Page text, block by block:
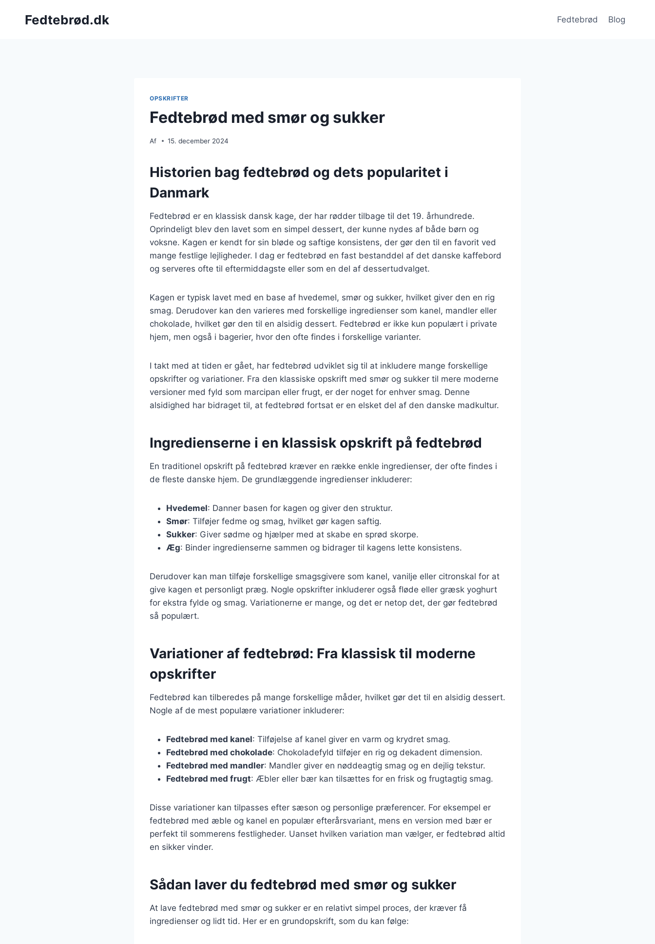
Fedtebrød.dk Fedtebrød Blog
OPSKRIFTER
Fedtebrød med smør og sukker
Af 15. december 2024
Historien bag fedtebrød og dets popularitet i
Danmark
Fedtebrød er en klassisk dansk kage, der har rødder tilbage til det 19. århundrede.
Oprindeligt blev den lavet som en simpel dessert, der kunne nydes af både børn og
voksne. Kagen er kendt for sin bløde og saftige konsistens, der gør den til en favorit ved
mange festlige lejligheder. I dag er fedtebrød en fast bestanddel af det danske kaffebord
og serveres ofte til eftermiddagste eller som en del af dessertudvalget.
Kagen er typisk lavet med en base af hvedemel, smør og sukker, hvilket giver den en rig
smag. Derudover kan den varieres med forskellige ingredienser som kanel, mandler eller
chokolade, hvilket gør den til en alsidig dessert. Fedtebrød er ikke kun populært i private
hjem, men også i bagerier, hvor den ofte findes i forskellige varianter.
I takt med at tiden er gået, har fedtebrød udviklet sig til at inkludere mange forskellige
opskrifter og variationer. Fra den klassiske opskrift med smør og sukker til mere moderne
versioner med fyld som marcipan eller frugt, er der noget for enhver smag. Denne
alsidighed har bidraget til, at fedtebrød fortsat er en elsket del af den danske madkultur.
Ingredienserne i en klassisk opskrift på fedtebrød
En traditionel opskrift på fedtebrød kræver en række enkle ingredienser, der ofte findes i
de fleste danske hjem. De grundlæggende ingredienser inkluderer:
Hvedemel: Danner basen for kagen og giver den struktur.
Smør: Tilføjer fedme og smag, hvilket gør kagen saftig.
Sukker: Giver sødme og hjælper med at skabe en sprød skorpe.
Æg: Binder ingredienserne sammen og bidrager til kagens lette konsistens.
Derudover kan man tilføje forskellige smagsgivere som kanel, vanilje eller citronskal for at
give kagen et personligt præg. Nogle opskrifter inkluderer også fløde eller græsk yoghurt
for ekstra fylde og smag. Variationerne er mange, og det er netop det, der gør fedtebrød
så populært.
Variationer af fedtebrød: Fra klassisk til moderne
opskrifter
Fedtebrød kan tilberedes på mange forskellige måder, hvilket gør det til en alsidig dessert.
Nogle af de mest populære variationer inkluderer:
Fedtebrød med kanel: Tilføjelse af kanel giver en varm og krydret smag.
Fedtebrød med chokolade: Chokoladefyld tilføjer en rig og dekadent dimension.
Fedtebrød med mandler: Mandler giver en nøddeagtig smag og en dejlig tekstur.
Fedtebrød med frugt: Æbler eller bær kan tilsættes for en frisk og frugtagtig smag.
Disse variationer kan tilpasses efter sæson og personlige præferencer. For eksempel er
fedtebrød med æble og kanel en populær efterårsvariant, mens en version med bær er
perfekt til sommerens festligheder. Uanset hvilken variation man vælger, er fedtebrød altid
en sikker vinder.
Sådan laver du fedtebrød med smør og sukker
At lave fedtebrød med smør og sukker er en relativt simpel proces, der kræver få
ingredienser og lidt tid. Her er en grundopskrift, som du kan følge: